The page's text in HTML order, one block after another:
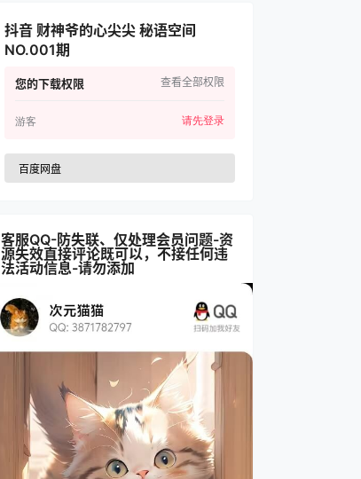
抖音 财神爷的心尖尖 秘语空间
NO.001期
您的下载权限 查看全部权限
游客 请先登录
百度网盘
客服QQ-防失联、仅处理会员问题-资
源失效直接评论既可以，不接任何违
法活动信息-请勿添加